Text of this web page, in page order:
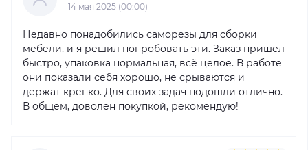
14 мая 2025 (00:00)
Недавно понадобились саморезы для сборки
мебели, и я решил попробовать эти. Заказ пришёл
быстро, упаковка нормальная, всё целое. В работе
они показали себя хорошо, не срываются и
держат крепко. Для своих задач подошли отлично.
В общем, доволен покупкой, рекомендую!